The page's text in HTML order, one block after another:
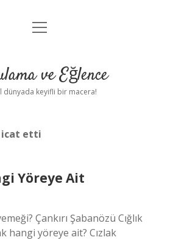
Anasayfa
Yasal Uyarı
menüyü
ve Eğlence
dünyada keyifli bir macera!
icat etti
Yöreye Ait
Çankırı Şabanözü Cığlık
hangi yöreye ait? Cızlak